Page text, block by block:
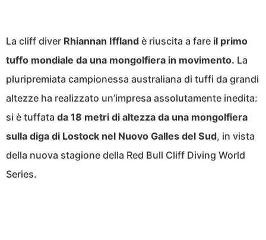
La cliff diver Rhiannan Iffland è riuscita a fare il primo
tuffo mondiale da una mongolfiera in movimento. La
pluripremiata campionessa australiana di tuffi da grandi
altezze ha realizzato un’impresa assolutamente inedita:
si è tuffata da 18 metri di altezza da una mongolfiera
sulla diga di Lostock nel Nuovo Galles del Sud, in vista
della nuova stagione della Red Bull Cliff Diving World
Series.